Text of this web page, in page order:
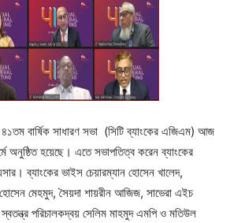
৪১তম বার্ষিক সাধারণ সভা (সিটি ব্যাংকের এজিএম) আজ
অনুষ্ঠিত হয়েছে। এতে সভাপতিত্ব করেন ব্যাংকের
ব্যাংকের ভাইস চেয়ারম্যান হোসেন খালেদ,
মেহমুদ, সৈয়দা শায়রীন আজিজ, সাভেরা এইচ
পরিচালকদ্বয় সেলিম মাহমুদ এমপি ও মতিউল